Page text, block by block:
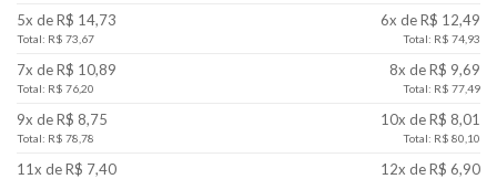
5x de R$ 14,73
Total: R$ 73,67
6x de R$ 12,49
Total: R$ 74,93
7x de R$ 10,89
Total: R$ 76,20
8x de R$ 9,69
Total: R$ 77,49
9x de R$ 8,75
Total: R$ 78,78
10x de R$ 8,01
Total: R$ 80,10
11x de R$ 7,40 12x de R$ 6,90